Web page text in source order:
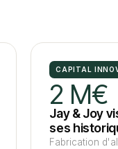
CAPITAL
2 M€
Jay & Joy
ses
Fabrication